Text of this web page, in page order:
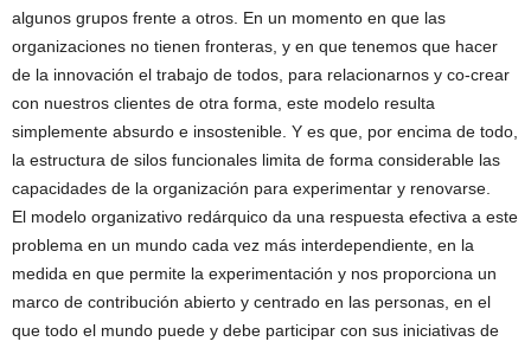
algunos grupos frente a otros. En un momento en que las
organizaciones no tienen fronteras, y en que tenemos que hacer
de la innovación el trabajo de todos, para relacionarnos y co-crear
con nuestros clientes de otra forma, este modelo resulta
simplemente absurdo e insostenible. Y es que, por encima de todo,
la estructura de silos funcionales limita de forma considerable las
capacidades de la organización para experimentar y renovarse.
El modelo organizativo redárquico da una respuesta efectiva a este
problema en un mundo cada vez más interdependiente, en la
medida en que permite la experimentación y nos proporciona un
marco de contribución abierto y centrado en las personas, en el
que todo el mundo puede y debe participar con sus iniciativas de